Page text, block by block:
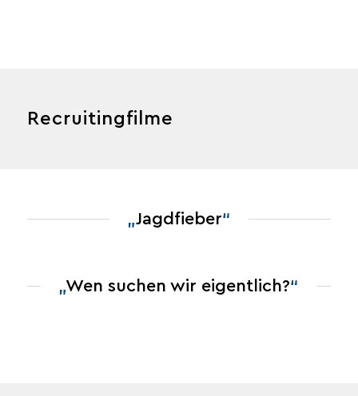
Recruitingfilme
„Jagdfieber“
„Wen suchen wir eigentlich?“